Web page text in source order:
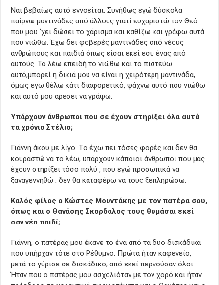
Ναι βεβαίως αυτό εννοείται. Συνήθως εγώ δύσκολα
παίρνω μαντινάδες από άλλους γιατί ευχαριστώ τον Θεό
που μου ‘χει δώσει το χάρισμα και καθίζω και γράφω αυτά
που νιώθω. Έχω δει φοβερές μαντινάδες από νέους
ανθρώπους και παιδιά όπως είσαι εκεί εσυ ένας από
αυτούς. Το λέω επειδή το νιώθω και το πιστεύω
αυτό,μπορεί η δικιά μου να είναι η χειρότερη μαντινάδα,
όμως εγω θέλω κάτι διαφορετικό, ψάχνω αυτό που νιώθω
και αυτό μου αρεσει να γράψω.
Yπάρχουν άνθρωποι που σε έχουν στηρίξει όλα αυτά
τα χρόνια Στέλιο;
Γιάννη άκου με λίγο. Tο έχω πει τόσες φορές και δεν θα
κουραστώ να το λέω, υπάρχουν κάποιοι άνθρωποι που μας
έχουν στηρίξει τόσο πολύ , που εγώ προσωπικά να
ξαναγεννηθώ , δεν θα καταφέρω να τους ξεπληρώσω.
Καλός φίλος ο Κώστας Μουντάκης με τον πατέρα σου,
όπως και ο Θανάσης Σκορδαλος τους θυμάσαι εκεί
σαν νέο παιδί;
Γιάννη, ο πατέρας μου έκανε το ένα από τα δυο δισκάδικα
που υπήρχαν τότε στο Ρέθυμνο. Πρώτα ήταν καφενείο,
μετά το γύρισε σε δισκάδικο, από εκεί περνούσαν όλοι.
Ήταν που ο πατέρας μου ασχολιόταν με τον χορό και ήταν